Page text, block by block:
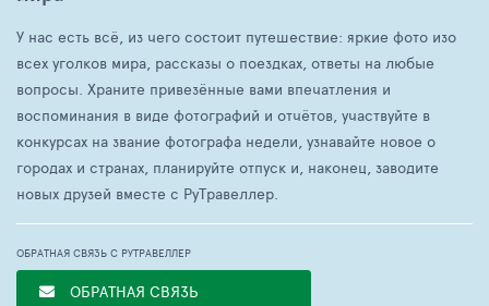
У нас есть всё, из чего состоит путешествие: яркие фото изо
всех уголков мира, рассказы о поездках, ответы на любые
вопросы. Храните привезённые вами впечатления и
воспоминания в виде фотографий и отчётов, участвуйте в
конкурсах на звание фотографа недели, узнавайте новое о
городах и странах, планируйте отпуск и, наконец, заводите
новых друзей вместе с РуТравеллер.
ОБРАТНАЯ СВЯЗЬ С РУТРАВЕЛЛЕР
ОБРАТНАЯ СВЯЗЬ